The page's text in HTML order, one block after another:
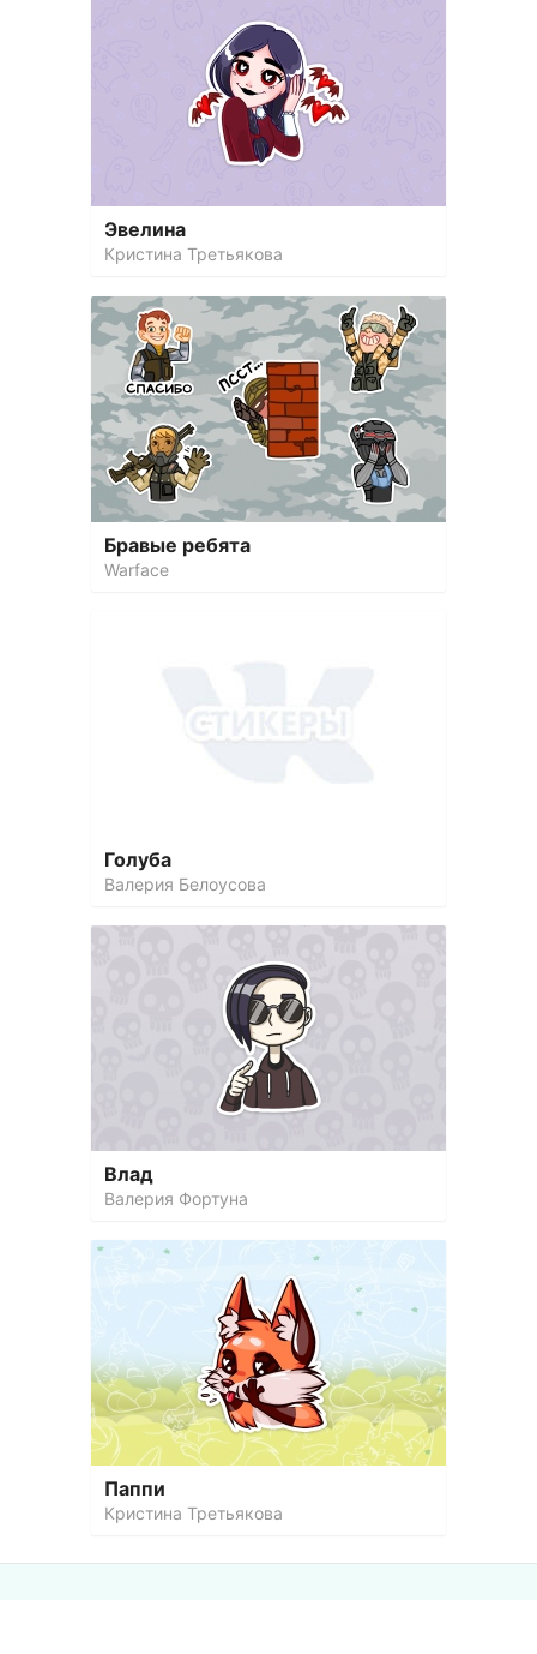
Эвелина
Кристина Третьякова
Бравые ребята
Warface
Голуба
Валерия Белоусова
Влад
Валерия Фортуна
Паппи
Кристина Третьякова